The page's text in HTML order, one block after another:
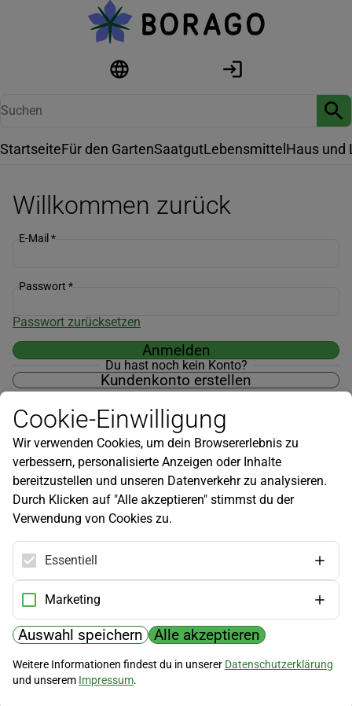
StartseiteFür den GartenSaatgutLebensmittel Haus und
Willkommen zurück
E-Mail *
Passwort *
Passwort zurücksetzen
Anmelden
Du hast noch kein Konto?
Kundenkonto erstellen
Newsletter
Infos zu neuen Produkten, Gartentipps und mehr findest du in
unserem Newsletter!
Jetzt anmelden
Hilfe
Kundenservice
Widerrufsbelehrung
Zahlungsmöglichkeiten
Cookie-Einwilligung
Wir verwenden Cookies, um dein Browsererlebnis zu
verbessern, personalisierte Anzeigen oder Inhalte
bereitzustellen und unseren Datenverkehr zu analysieren.
Durch Klicken auf "Alle akzeptieren" stimmst du der
Verwendung von Cookies zu.
Essentiell
Marketing
Auswahl speichern Alle akzeptieren
Weitere Informationen findest du in unserer Datenschutzerklärung
und unserem Impressum.